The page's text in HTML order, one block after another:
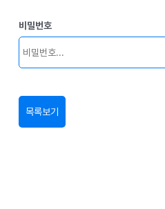
비밀번호
목록보기